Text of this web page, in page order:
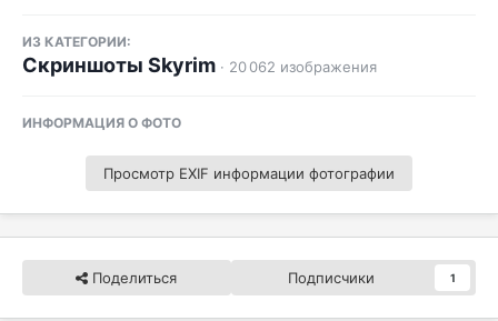
ИЗ КАТЕГОРИИ:
Скриншоты Skyrim · 20 062 изображения
ИНФОРМАЦИЯ О ФОТО
Просмотр EXIF информации фотографии
Поделиться Подписчики 1